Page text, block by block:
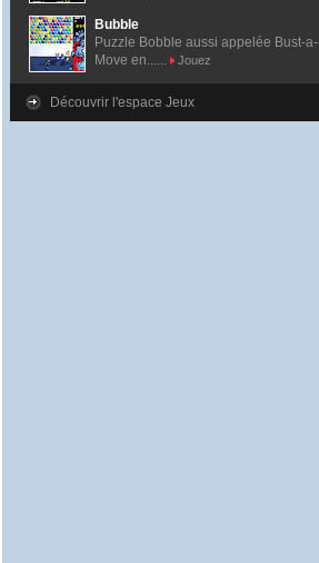
Bubble
Puzzle Bobble aussi appelée Bust-a-
Move en......
Jouez
Découvrir l'espace Jeux